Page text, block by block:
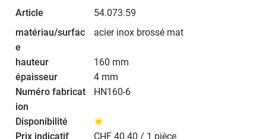
54.073.59
acier inox brossé mat
160 mm
4 mm
HN160-6
CHF 40.40 / 1 pièce